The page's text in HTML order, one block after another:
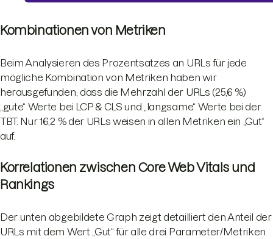
Kombinationen von Metriken
Beim Analysieren des Prozentsatzes an URLs für jede
mögliche Kombination von Metriken haben wir
herausgefunden, dass die Mehrzahl der URLs (25,6 %)
„gute“ Werte bei LCP & CLS und „langsame“ Werte bei der
TBT. Nur 16,2 % der URLs weisen in allen Metriken ein „Gut“
auf.
Korrelationen zwischen Core Web Vitals und
Rankings
Der unten abgebildete Graph zeigt detailliert den Anteil der
URLs mit dem Wert „Gut“ für alle drei Parameter/Metriken